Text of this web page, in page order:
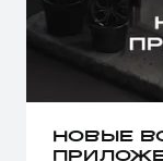
НОВЫЕ